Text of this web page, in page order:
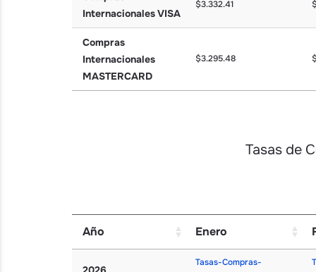
Crédito
Internacionales VISA
$3.332.41
Compras
Internacionales
MASTERCARD
$3.295.48
Tasas de
Año Enero
Enero
Tasas-Compras-